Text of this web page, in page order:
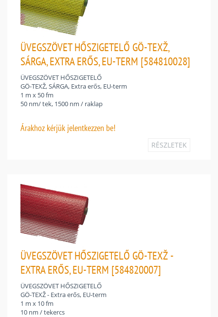
ÜVEGSZÖVET HŐSZIGETELŐ GÖ-TEXŽ,
SÁRGA, EXTRA ERŐS, EU-TERM [584810028]
ÜVEGSZÖVET HŐSZIGETELŐ
GÖ-TEXŽ, SÁRGA, Extra erős, EU-term
1 m x 50 fm
50 nm/ tek, 1500 nm / raklap
Árakhoz kérjük jelentkezzen be!
RÉSZLETEK
ÜVEGSZÖVET HŐSZIGETELŐ GÖ-TEXŽ -
EXTRA ERŐS, EU-TERM [584820007]
ÜVEGSZÖVET HŐSZIGETELŐ
GÖ-TEXŽ - Extra erős, EU-term
1 m x 10 fm
10 nm / tekercs